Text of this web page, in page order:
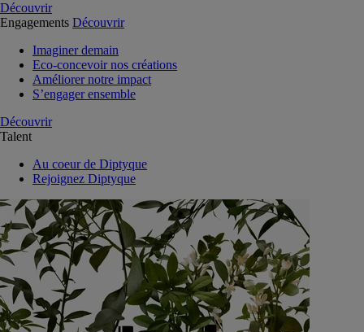
Découvrir
Engagements Découvrir
Imaginer demain
Eco-concevoir nos créations
Améliorer notre impact
S’engager ensemble
Découvrir
Talent
Au coeur de Diptyque
Rejoignez Diptyque